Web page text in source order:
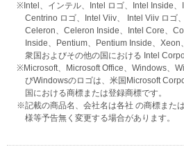
※Intel、インテル、Intel ロゴ、Intel Inside、
Centrino ロゴ、Intel Viiv、 Intel Viiv ロゴ
Celeron、Celeron Inside、Intel Core、
Inside、Pentium、Pentium Inside、
衆国およびその他の国における Intel
※Microsoft、Microsoft Office、Windows、
びWindowsのロゴは、米国Microsoft
国における商標または登録商標です。
※記載の商品名、会社名は各社 の商標また
様等予告無く変更する場合があります。